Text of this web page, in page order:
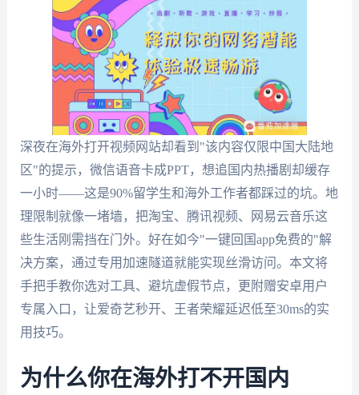
深夜在海外打开视频网站却看到"该内容仅限中国大陆地
区"的提示，微信语音卡成PPT，想追国内热播剧却缓存
一小时——这是90%留学生和海外工作者都踩过的坑。地
理限制就像一堵墙，把淘宝、腾讯视频、网易云音乐这
些生活刚需挡在门外。好在如今"一键回国app免费的"解
决方案，通过专用加速隧道就能实现丝滑访问。本文将
手把手教你选对工具、避坑虚假节点，更附赠安卓用户
专属入口，让爱奇艺秒开、王者荣耀延迟低至30ms的实
用技巧。
为什么你在海外打不开国内